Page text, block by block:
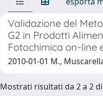
Validazione del
G2 in Prodotti
Fotochimica on-line
2010-01-01 M.,
Mostrati risultati da 2 a 2